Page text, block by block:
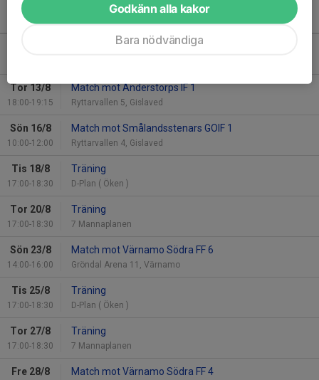
Kommande aktiviteter
Tor 13/8
18:00-19:15
Match mot Anderstorps IF 1
Ryttarvallen 5, Gislaved
Sön 16/8
10:00-12:00
Match mot Smålandsstenars GOIF 1
Ryttarvallen 4, Gislaved
Tis 18/8
17:00-18:30
Träning
D-Plan ( Öken )
Tor 20/8
17:00-18:30
Träning
7 Mannaplanen
Sön 23/8
14:00-16:00
Match mot Värnamo Södra FF 6
Gröndal Arena 11, Värnamo
Tis 25/8
17:00-18:30
Träning
D-Plan ( Öken )
Tor 27/8
17:00-18:30
Träning
7 Mannaplanen
Fre 28/8 Match mot Värnamo Södra FF 4
Godkänn alla kakor
Bara nödvändiga